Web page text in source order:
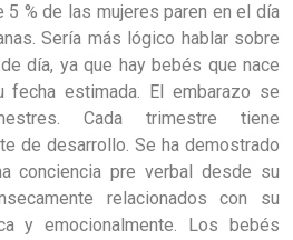
5 % de las mujeres paren en el día
Sería más lógico hablar sobre
día, ya que hay bebés que nace
estimada. El embarazo se
Cada trimestre tiene
de desarrollo. Se ha demostrado
conciencia pre verbal desde su
relacionados con su
y emocionalmente. Los bebés